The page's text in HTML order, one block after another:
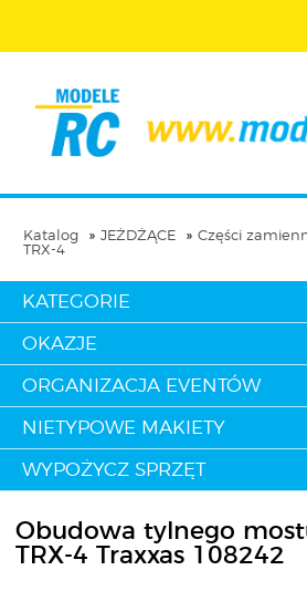
Katalog JEŻDŻĄCE Części
TRX-4
KATEGORIE
OKAZJE
ORGANIZACJA EVENTÓW
NIETYPOWE MAKIETY
WYPOŻYCZ SPRZĘT
Obudowa tylnego
TRX-4 Traxxas 108242